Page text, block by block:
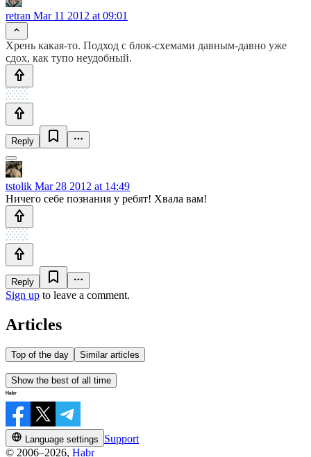
retran Mar 11 2012 at 09:01
Хрень какая-то. Подход с блок-схемами давным-давно уже
сдох, как тупо неудобный.
Reply
tstolik Mar 28 2012 at 14:49
Ничего себе познания у ребят! Хвала вам!
Reply
Sign up to leave a comment.
Articles
Top of the day Similar articles
Show the best of all time
Language settings
Support
© 2006–2026, Habr